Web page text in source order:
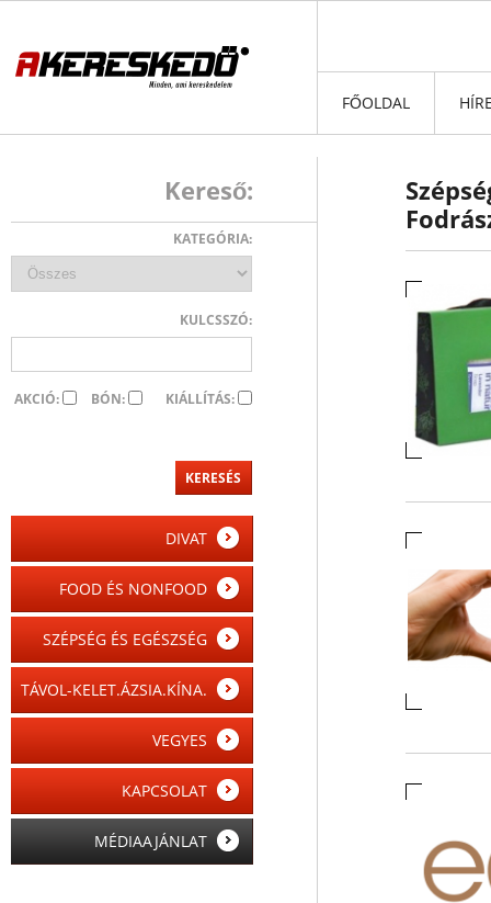
FŐOLDAL
Kereső:
KATEGÓRIA:
KULCSSZÓ:
AKCIÓ: BÓN: KIÁLLÍTÁS:
DIVAT
FOOD ÉS NONFOOD
SZÉPSÉG ÉS EGÉSZSÉG
TÁVOL-KELET.ÁZSIA.KÍNA.
VEGYES
KAPCSOLAT
MÉDIAAJÁNLAT